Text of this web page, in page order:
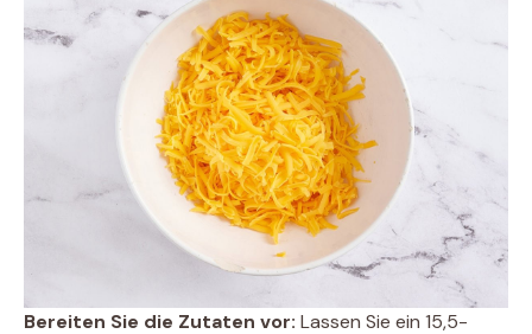
Bereiten Sie die Zutaten vor: Lassen Sie ein 15,5-